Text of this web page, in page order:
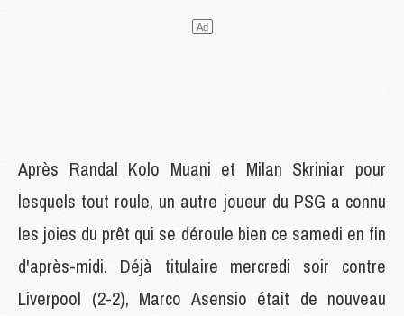
Après Randal Kolo Muani et Milan Skriniar pour
lesquels tout roule, un autre joueur du PSG a connu
les joies du prêt qui se déroule bien ce samedi en fin
d'après-midi. Déjà titulaire mercredi soir contre
Liverpool (2-2), Marco Asensio était de nouveau